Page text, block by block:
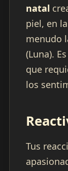
natal
piel, en
menudo
(Luna).
que
los
Tus